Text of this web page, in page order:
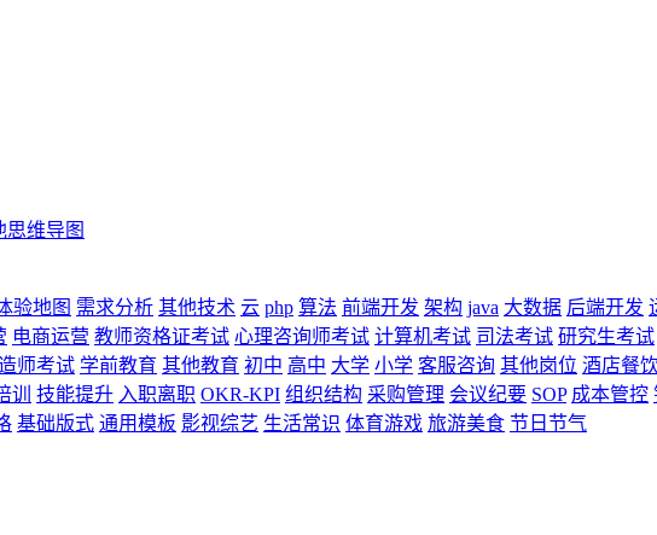
思维导图
验地图 需求分析 其他技术 云 php 算法 前端开发 架构 java 大数据 后端开发
电商运营 教师资格证考试 心理咨询师考试 计算机考试 司法考试 研究生考试
师考试 学前教育 其他教育 初中 高中 大学 小学 客服咨询 其他岗位 酒店餐饮
训 技能提升 入职离职 OKR-KPI 组织结构 采购管理 会议纪要 SOP 成本管控
基础版式 通用模板 影视综艺 生活常识 体育游戏 旅游美食 节日节气